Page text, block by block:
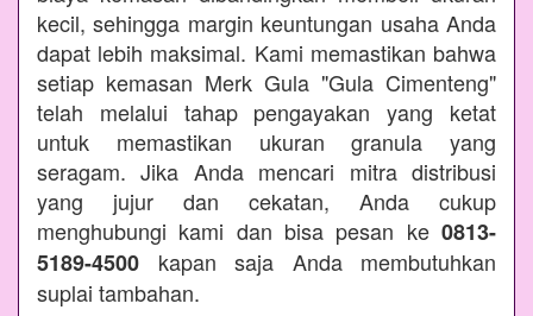
kecil, sehingga margin keuntungan usaha Anda
dapat lebih maksimal. Kami memastikan bahwa
setiap kemasan Merk Gula "Gula Cimenteng"
telah melalui tahap pengayakan yang ketat
untuk memastikan ukuran granula yang
seragam. Jika Anda mencari mitra distribusi
yang jujur dan cekatan, Anda cukup
menghubungi kami dan bisa pesan ke 0813-
5189-4500 kapan saja Anda membutuhkan
suplai tambahan.